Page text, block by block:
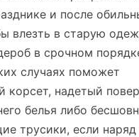
и после
влезть в старую
в срочном
случаях поможет
надетый
белья либо
трусики, если наряд